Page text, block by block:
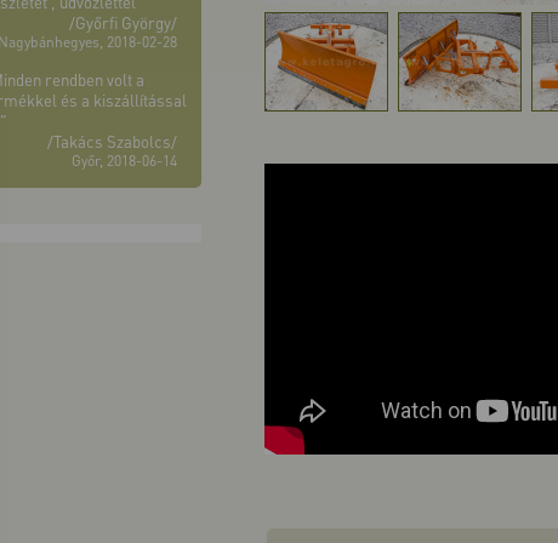
/Győrfi György/
Nagybánhegyes, 2018-02-28
rendben volt a
és a kiszállítással
/Takács Szabolcs/
Győr, 2018-06-14